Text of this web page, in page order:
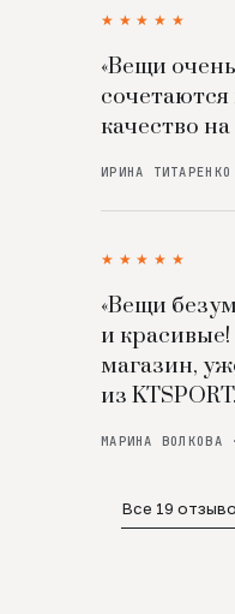
★★★★★
«Вещи
качество
ИРИНА
★★★★★
«Вещи
и
магазин,
из
МАРИНА ВОЛКОВА
Все 19